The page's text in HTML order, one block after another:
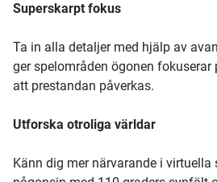
Superskarpt fokus
Ta in alla detaljer med hjälp av
ger spelområden ögonen
att prestandan påverkas.
Utforska otroliga världar
Känn dig mer närvarande i virtuella